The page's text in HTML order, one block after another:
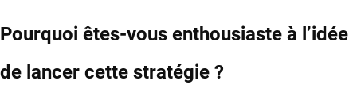
Pourquoi êtes-vous enthousiaste à l’idée
de lancer cette stratégie ?